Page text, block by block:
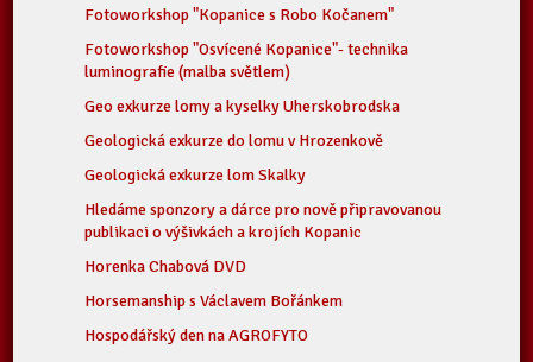
Fotoworkshop "Kopanice s Robo Kočanem"
Fotoworkshop "Osvícené Kopanice"- technika
luminografie (malba světlem)
Geo exkurze lomy a kyselky Uherskobrodska
Geologická exkurze do lomu v Hrozenkově
Geologická exkurze lom Skalky
Hledáme sponzory a dárce pro nově připravovanou
publikaci o výšivkách a krojích Kopanic
Horenka Chabová DVD
Horsemanship s Václavem Bořánkem
Hospodářský den na AGROFYTO